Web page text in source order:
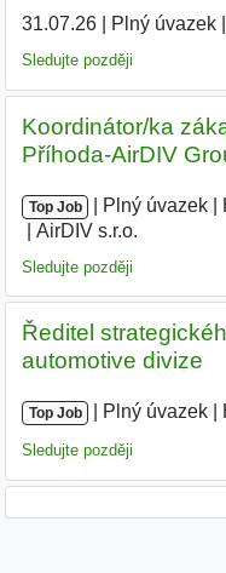
31.07.26| Plný úvazek|
Sledujte později
Koordinátor/ka
Příhoda-AirDIV
Top Job Plný úvazek
AirDIV s.r.o.
Sledujte později
Ředitel
automotive divize
Top Job Plný úvazek
Sledujte později